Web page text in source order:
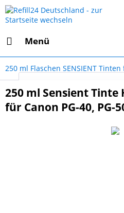
Menü
250 ml Flaschen SENSIENT Tinten
250 ml Sensient Tinte
für Canon PG-40, PG-